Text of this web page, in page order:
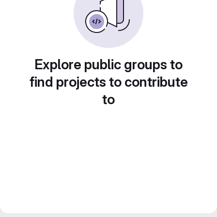
Explore public groups to
find projects to contribute
to